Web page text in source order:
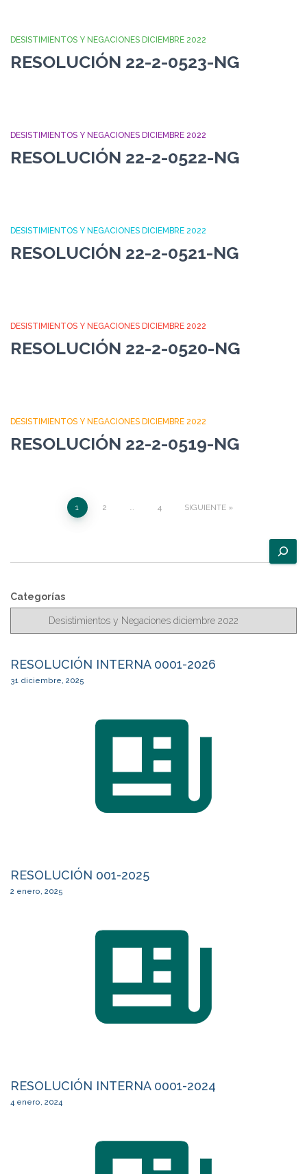
DESISTIMIENTOS Y NEGACIONES DICIEMBRE 2022
RESOLUCIÓN 22-2-0523-NG
DESISTIMIENTOS Y NEGACIONES DICIEMBRE 2022
RESOLUCIÓN 22-2-0522-NG
DESISTIMIENTOS Y NEGACIONES DICIEMBRE 2022
RESOLUCIÓN 22-2-0521-NG
DESISTIMIENTOS Y NEGACIONES DICIEMBRE 2022
RESOLUCIÓN 22-2-0520-NG
DESISTIMIENTOS Y NEGACIONES DICIEMBRE 2022
RESOLUCIÓN 22-2-0519-NG
Paginación
1 2 … 4 SIGUIENTE
u
c
a
Categorías
RESOLUCIÓN INTERNA 0001-2026
31 diciembre, 2025
RESOLUCIÓN 001-2025
2 enero, 2025
RESOLUCIÓN INTERNA 0001-2024
4 enero, 2024